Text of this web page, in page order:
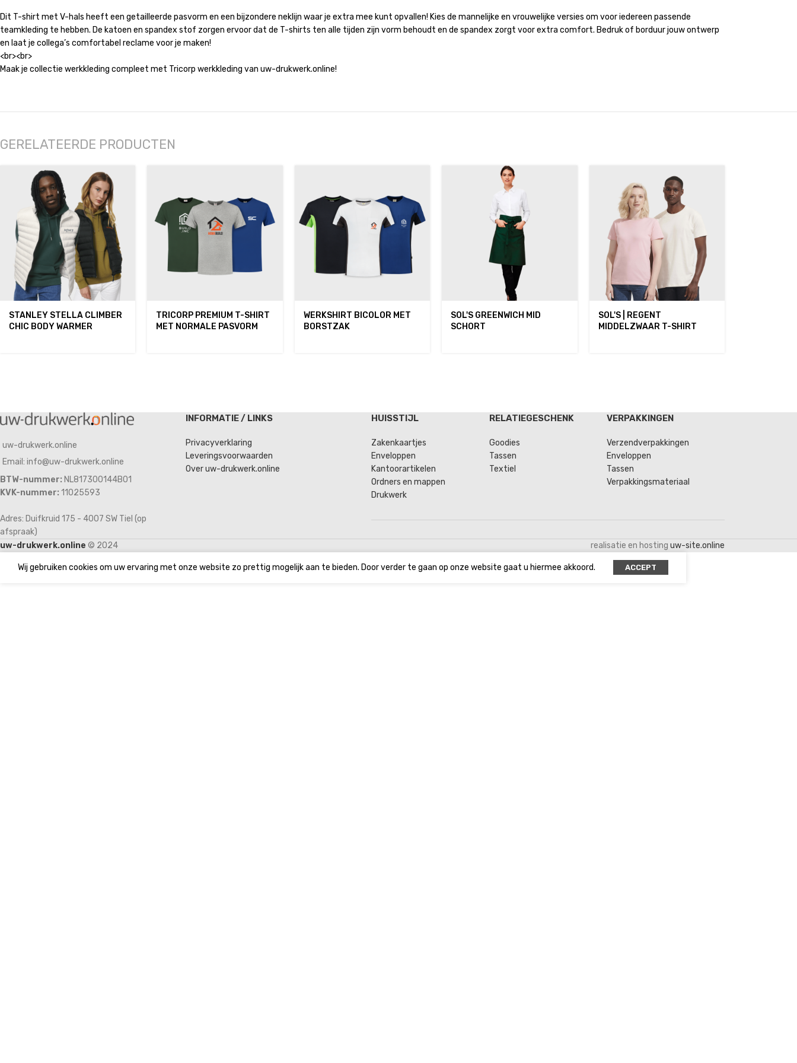
Dit T-shirt met V-hals heeft een getailleerde pasvorm en een bijzondere neklijn waar je extra mee kunt opvallen! Kies de mannelijke en vrouwelijke versies om voor iedereen passende
teamkleding te hebben. De katoen en spandex stof zorgen ervoor dat de T-shirts ten alle tijden zijn vorm behoudt en de spandex zorgt voor extra comfort. Bedruk of borduur jouw ontwerp
en laat je collega’s comfortabel reclame voor je maken!
<br><br>
Maak je collectie werkkleding compleet met Tricorp werkkleding van uw-drukwerk.online!
GERELATEERDE PRODUCTEN
STANLEY STELLA CLIMBER
CHIC BODY WARMER
TRICORP PREMIUM T-SHIRT
MET NORMALE PASVORM
WERKSHIRT BICOLOR MET
BORSTZAK
SOL'S GREENWICH MID
SCHORT
SOL'S | REGENT
MIDDELZWAAR T-SHIRT
uw-drukwerk.online
Email: info@uw-drukwerk.online
BTW-nummer: NL817300144B01
KVK-nummer: 11025593
Adres: Duifkruid 175 - 4007 SW Tiel (op
afspraak)
INFORMATIE / LINKS
Privacyverklaring
Leveringsvoorwaarden
Over uw-drukwerk.online
HUISSTIJL
Zakenkaartjes
Enveloppen
Kantoorartikelen
Ordners en mappen
Drukwerk
RELATIEGESCHENK
Goodies
Tassen
Textiel
VERPAKKINGEN
Verzendverpakkingen
Enveloppen
Tassen
Verpakkingsmateriaal
uw-drukwerk.online © 2024 realisatie en hosting uw-site.online
Wij gebruiken cookies om uw ervaring met onze website zo prettig mogelijk aan te bieden. Door verder te gaan op onze website gaat u hiermee akkoord. ACCEPT